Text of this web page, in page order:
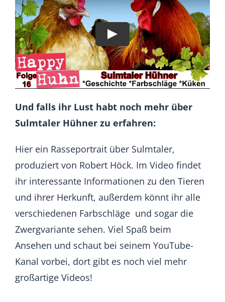
Und falls ihr Lust habt noch mehr über
Sulmtaler Hühner zu erfahren:
Hier ein Rasseportrait über Sulmtaler,
produziert von Robert Höck. Im Video findet
ihr interessante Informationen zu den Tieren
und ihrer Herkunft, außerdem könnt ihr alle
verschiedenen Farbschläge und sogar die
Zwergvariante sehen. Viel Spaß beim
Ansehen und schaut bei seinem YouTube-
Kanal vorbei, dort gibt es noch viel mehr
großartige Videos!